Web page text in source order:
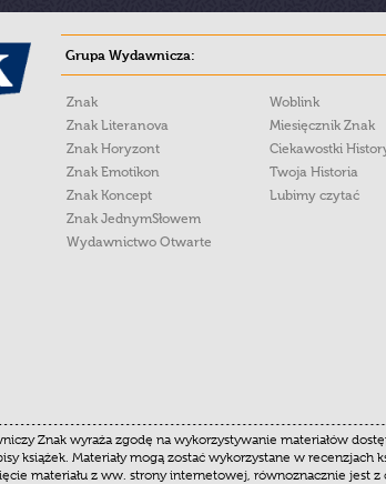
Grupa Wydawnicza:
Znak
Znak Literanova
Znak Horyzont
Znak Emotikon
Znak Koncept
Znak JednymSłowem
Wydawnictwo Otwarte
Woblink
Miesięcznik Znak
Ciekawostki
Twoja Historia
Lubimy czytać
Znak wyraża zgodę na wykorzystywanie materiałów
książek. Materiały mogą zostać wykorzystane w
materiału z ww. strony internetowej, równoznacznie jest